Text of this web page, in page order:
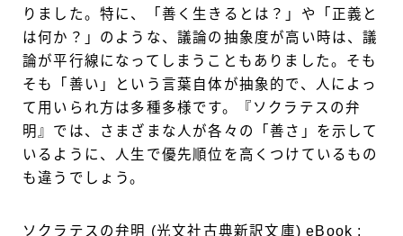
りました。特に、「善く生きるとは？」や「正義と
は何か？」のような、議論の抽象度が高い時は、議
論が平行線になってしまうこともありました。そも
そも「善い」という言葉自体が抽象的で、人によっ
て用いられ方は多種多様です。『ソクラテスの弁
明』では、さまざまな人が各々の「善さ」を示して
いるように、人生で優先順位を高くつけているもの
も違うでしょう。
ソクラテスの弁明 (光文社古典新訳文庫) eBook :